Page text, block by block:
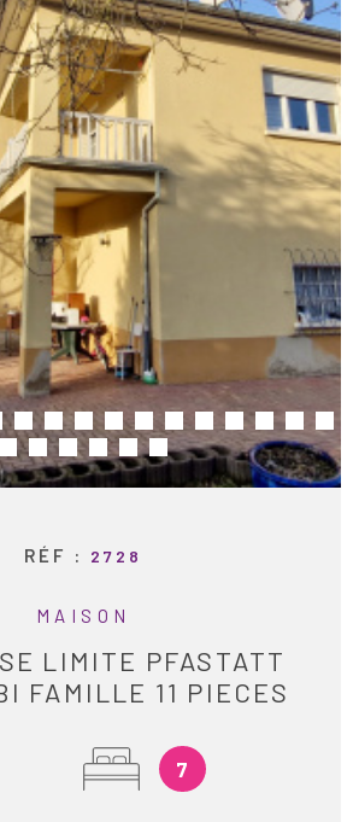
ESTIMATION
ALERTE E-
AVIS CLIENT
CONTACT
RÉF : 2728
MAISON
LIMITE PFASTATT
FAMILLE 11 PIECES
7
RECHERCHER